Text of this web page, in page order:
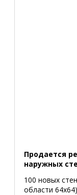
Продается
наружных
100 новых
области